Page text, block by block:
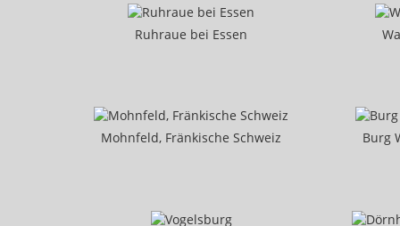
Ruhraue bei Essen
Mohnfeld, Fränkische Schweiz Burg